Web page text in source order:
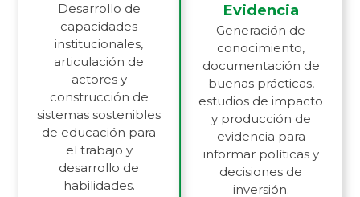
Desarrollo de
capacidades
institucionales,
articulación de
actores y
construcción de
sistemas sostenibles
de educación para
el trabajo y
desarrollo de
habilidades.
Evidencia
Generación de
conocimiento,
documentación de
buenas prácticas,
estudios de impacto
y producción de
evidencia para
informar políticas y
decisiones de
inversión.